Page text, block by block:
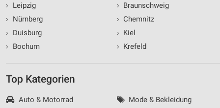
›
Leipzig
›
Nürnberg
›
Duisburg
›
Bochum
› Braunschweig
› Chemnitz
› Kiel
› Krefeld
Top Kategorien
Auto & Motorrad
Mode & Bekleidung